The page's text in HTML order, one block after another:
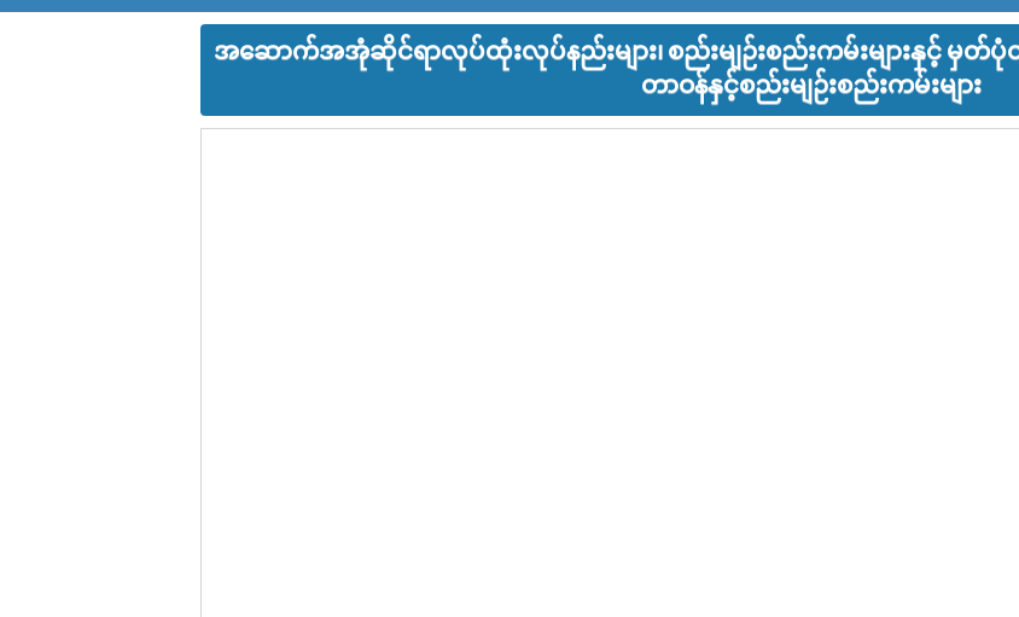
အဆောက်အအုံဆိုင်ရာလုပ်ထုံးလုပ်နည်းများ၊ စည်းမျဉ်းစည်းကမ်းများနှင့် မှ
တာဝန်နှင့်စည်းမျဉ်းစည်းကမ်းများ